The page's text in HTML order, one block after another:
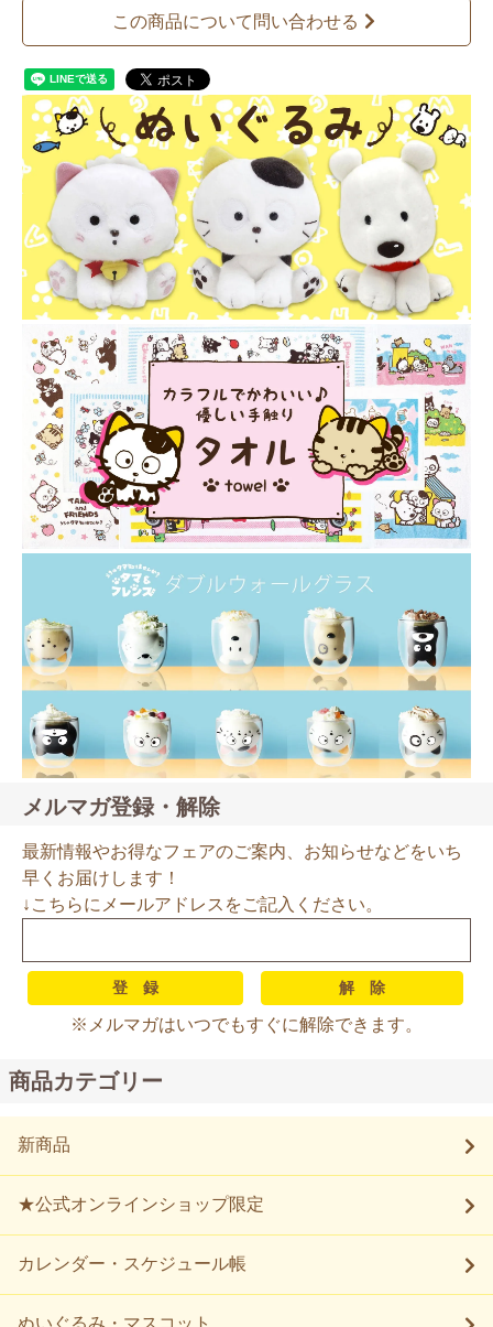
この商品について問い合わせる
メルマガ登録・解除
最新情報やお得なフェアのご案内、お知らせなどをいち
早くお届けします！
↓こちらにメールアドレスをご記入ください。
※メルマガはいつでもすぐに解除できます。
商品カテゴリー
新商品
★公式オンラインショップ限定
カレンダー・スケジュール帳
ぬいぐるみ・マスコット